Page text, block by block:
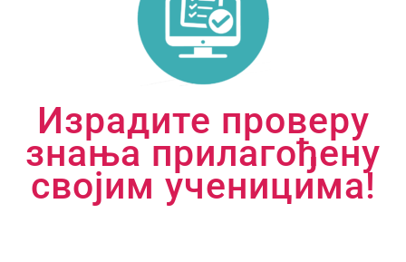
Израдите проверу
знања прилагођену
својим ученицима!